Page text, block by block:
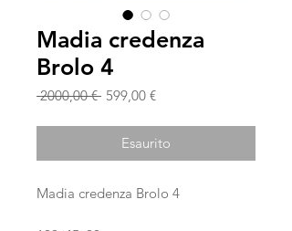
Madia credenza
Brolo 4
2000,00 € Prezzo
599,00 €Prezzo
Esaurito
Madia credenza Brolo 4